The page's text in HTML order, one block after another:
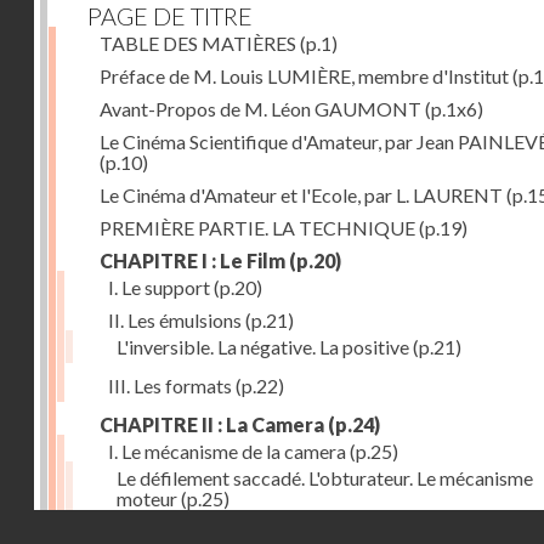
PAGE DE TITRE
TABLE DES MATIÈRES (p.1)
Préface de M. Louis LUMIÈRE, membre d'Institut
Avant-Propos de M. Léon GAUMONT (p.1x6)
Le Cinéma Scientifique d'Amateur, par Jean
(p.10)
Le Cinéma d'Amateur et l'Ecole, par L. LAURENT
PREMIÈRE PARTIE. LA TECHNIQUE(p.19)
CHAPITRE I : Le Film (p.20)
I. Le support(p.20)
II. Les émulsions (p.21)
L'inversible. La négative. La positive(p.21)
III. Les formats (p.22)
CHAPITRE II : La Camera (p.24)
I. Le mécanisme de la camera(p.25)
Le défilement saccadé. L'obturateur. Le mécanisme
moteur(p.25)